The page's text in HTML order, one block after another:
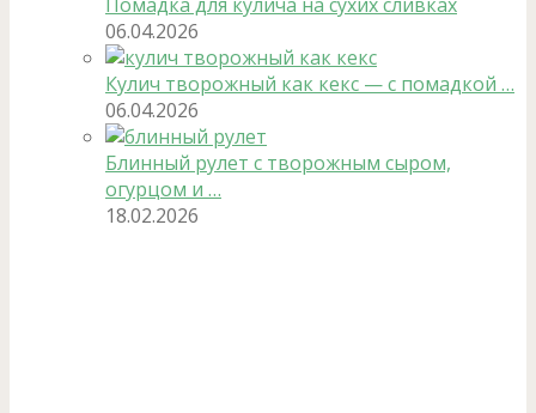
06.04.2026
Кулич творожный как кекс — с помадкой …
06.04.2026
Блинный рулет с творожным сыром,
огурцом и …
18.02.2026